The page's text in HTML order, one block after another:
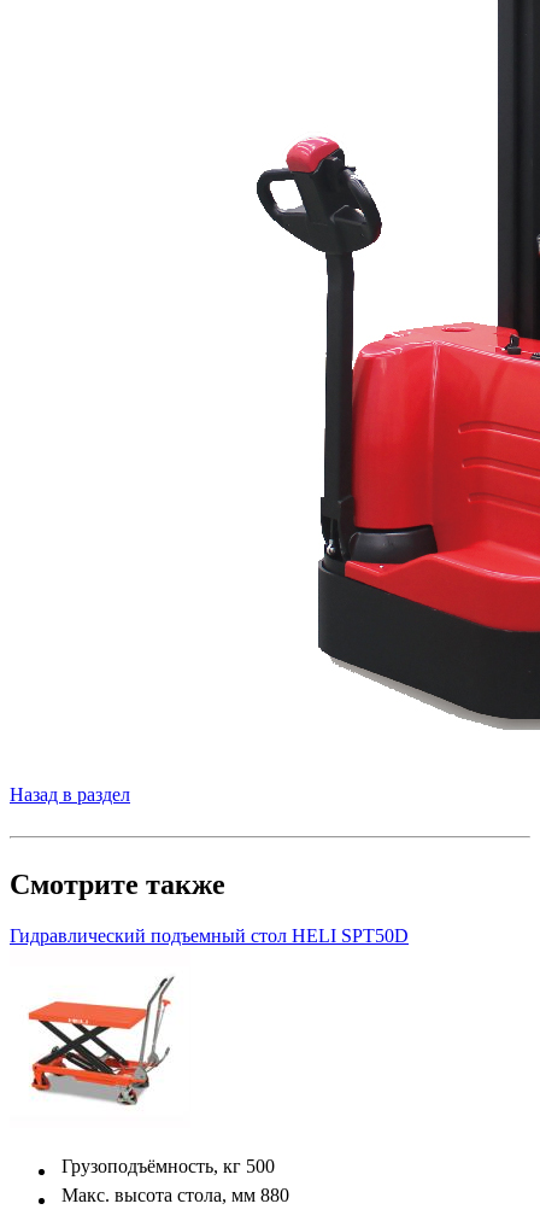
Назад в раздел
Смотрите также
Гидравлический подъемный стол HELI SPT50D
Грузоподъёмность, кг 500
Макс. высота стола, мм 880